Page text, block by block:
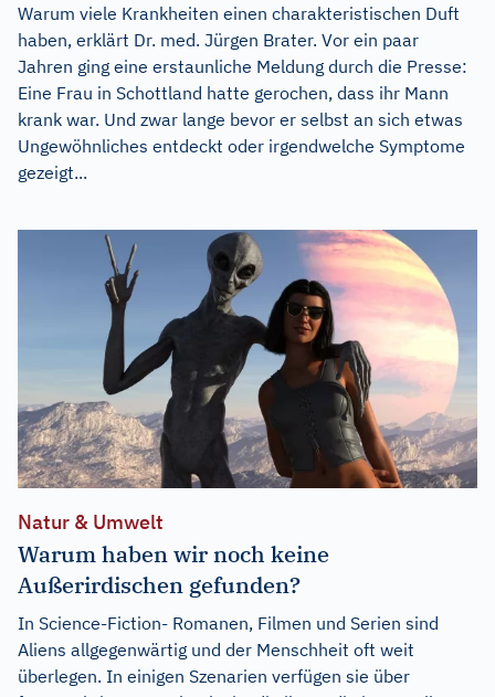
Warum viele Krankheiten einen charakteristischen Duft
haben, erklärt Dr. med. Jürgen Brater. Vor ein paar
Jahren ging eine erstaunliche Meldung durch die Presse:
Eine Frau in Schottland hatte gerochen, dass ihr Mann
krank war. Und zwar lange bevor er selbst an sich etwas
Ungewöhnliches entdeckt oder irgendwelche Symptome
gezeigt...
Natur & Umwelt
Warum haben wir noch keine
Außerirdischen gefunden?
In Science-Fiction- Romanen, Filmen und Serien sind
Aliens allgegenwärtig und der Menschheit oft weit
überlegen. In einigen Szenarien verfügen sie über